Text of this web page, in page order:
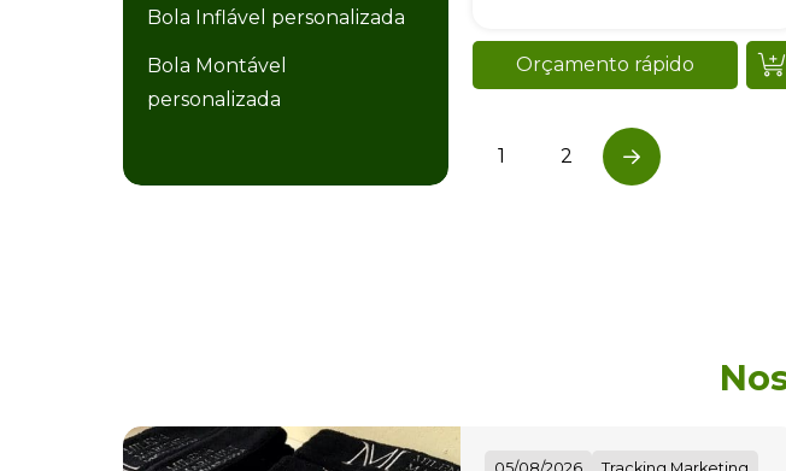
Bola Inflável personalizada
Bola Montável
personalizada
Bolinha Beach tennis
Orçamento rápido
1 2 Next